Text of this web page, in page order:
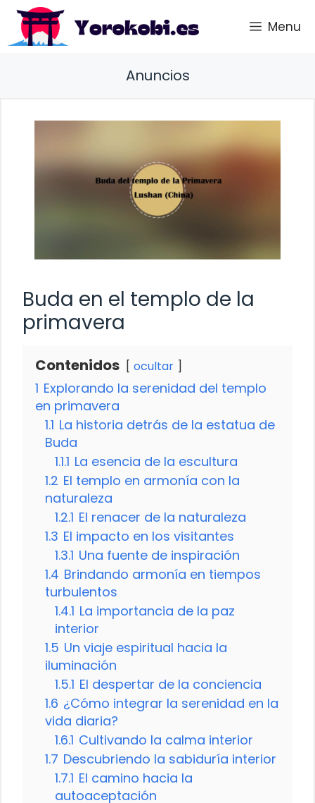
Saltar
contenido
Menu
Anuncios
Buda en el templo de la
primavera
Contenidos ocultar
1 Explorando la serenidad del templo
en primavera
1.1 La historia detrás de la estatua de
Buda
1.1.1 La esencia de la escultura
1.2 El templo en armonía con la
naturaleza
1.2.1 El renacer de la naturaleza
1.3 El impacto en los visitantes
1.3.1 Una fuente de inspiración
1.4 Brindando armonía en tiempos
turbulentos
1.4.1 La importancia de la paz
interior
1.5 Un viaje espiritual hacia la
iluminación
1.5.1 El despertar de la conciencia
1.6 ¿Cómo integrar la serenidad en la
vida diaria?
1.6.1 Cultivando la calma interior
1.7 Descubriendo la sabiduría interior
1.7.1 El camino hacia la
autoaceptación